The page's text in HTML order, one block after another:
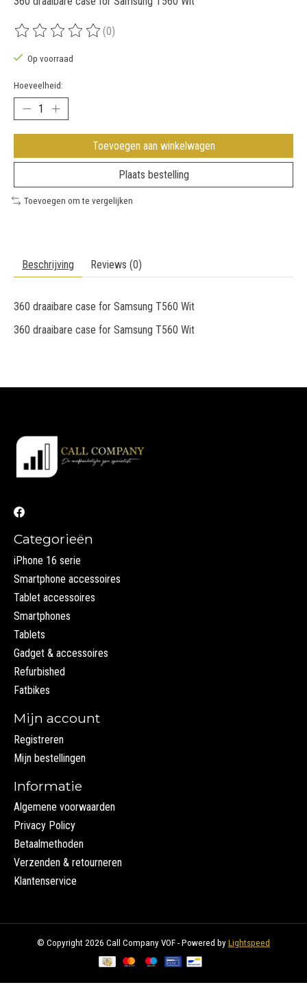
De beoordeling van dit product is
(0)
Op voorraad
Hoeveelheid:
Toevoegen aan winkelwagen
Plaats bestelling
Toevoegen om te vergelijken
Beschrijving Reviews (0)
360 draaibare case for Samsung T560 Wit
360 draaibare case for Samsung T560 Wit
Categorieën
iPhone 16 serie
Smartphone accessoires
Tablet accessoires
Smartphones
Tablets
Gadget & accessoires
Refurbished
Fatbikes
Mijn account
Registreren
Mijn bestellingen
Informatie
Algemene voorwaarden
Privacy Policy
Betaalmethoden
Verzenden & retourneren
Klantenservice
© Copyright 2026 Call Company VOF - Powered by Lightspeed